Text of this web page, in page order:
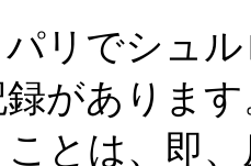
パリでシュ
がありま
とは、即